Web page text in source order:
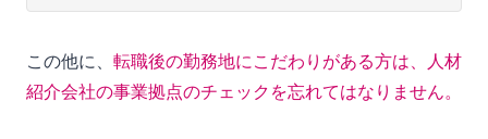
この他に、 転職後の勤務地にこだわりがある方は、人材
紹介会社の事業拠点のチェックを忘れてはなりません。